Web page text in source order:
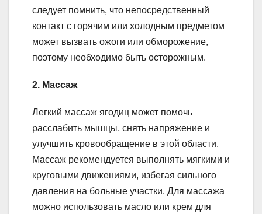
следует помнить, что непосредственный
контакт с горячим или холодным предметом
может вызвать ожоги или обморожение,
поэтому необходимо быть осторожным.
2. Массаж
Легкий массаж ягодиц может помочь
расслабить мышцы, снять напряжение и
улучшить кровообращение в этой области.
Массаж рекомендуется выполнять мягкими и
круговыми движениями, избегая сильного
давления на больные участки. Для массажа
можно использовать масло или крем для